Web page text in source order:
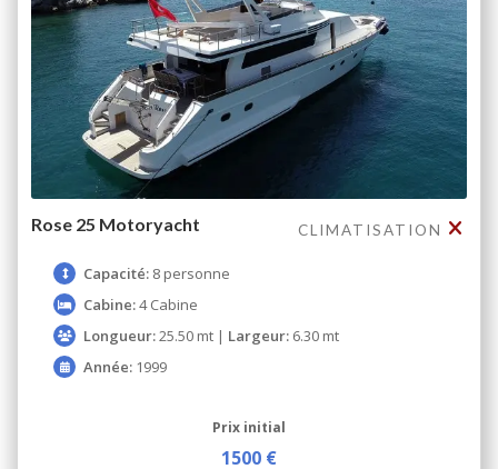
Rose 25 Motoryacht CLIMATISATION
Capacité: 8 personne
Cabine:4 Cabine
Longueur:25.50 mt | Largeur: 6.30 mt
Année: 1999
Prix ​​initial
1500 €